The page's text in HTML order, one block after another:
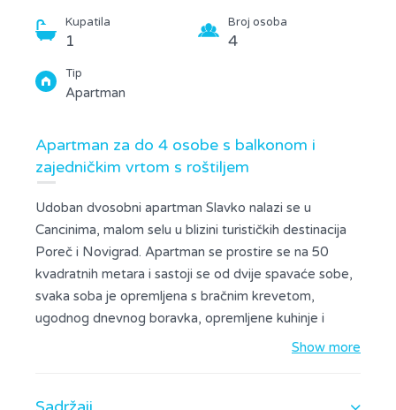
Kupatila
1
Broj osoba
4
Tip
Apartman
Apartman za do 4 osobe s balkonom i
zajedničkim vrtom s roštiljem
Udoban dvosobni apartman Slavko nalazi se u
Cancinima, malom selu u blizini turističkih destinacija
Poreč i Novigrad. Apartman se prostire se na 50
kvadratnih metara i sastoji se od dvije spavaće sobe,
svaka soba je opremljena s bračnim krevetom,
ugodnog dnevnog boravka, opremljene kuhinje i
kupaonice s tušem. Balkon gostima nudi udaljeni
posteljinu, ručnike i parkirno mjesto za dva
Show more